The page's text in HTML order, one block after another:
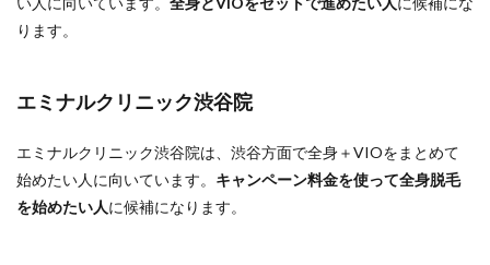
ります。
エミナルクリニック渋谷院
エミナルクリニック渋谷院は、渋谷方面で全身＋VIOをまとめて
始めたい人に向いています。 キャンペーン料金を使って全身脱毛
を始めたい人に候補になります。